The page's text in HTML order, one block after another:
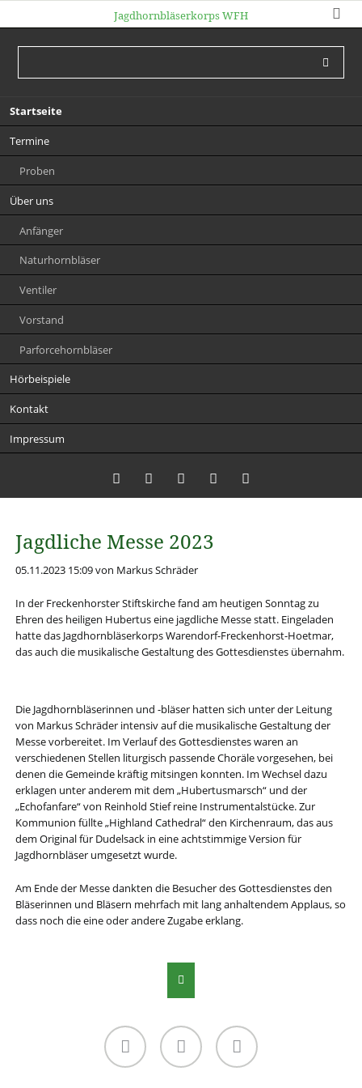
Jagdhornbläserkorps WFH
Navigation
überspringen
Startseite
Termine
Proben
Über uns
Anfänger
Naturhornbläser
Ventiler
Vorstand
Parforcehornbläser
Hörbeispiele
Kontakt
Impressum
Twitter LinkedInInstagramFacebook
Jagdliche Messe 2023
05.11.2023 15:09von Markus Schräder
In der Freckenhorster Stiftskirche fand am heutigen Sonntag zu
Ehren des heiligen Hubertus eine jagdliche Messe statt. Eingeladen
hatte das Jagdhornbläserkorps Warendorf-Freckenhorst-Hoetmar,
das auch die musikalische Gestaltung des Gottesdienstes übernahm.
Die Jagdhornbläserinnen und -bläser hatten sich unter der Leitung
von Markus Schräder intensiv auf die musikalische Gestaltung der
Messe vorbereitet. Im Verlauf des Gottesdienstes waren an
verschiedenen Stellen liturgisch passende Choräle vorgesehen, bei
denen die Gemeinde kräftig mitsingen konnten. Im Wechsel dazu
erklagen unter anderem mit dem „Hubertusmarsch“ und der
„Echofanfare“ von Reinhold Stief reine Instrumentalstücke. Zur
Kommunion füllte „Highland Cathedral“ den Kirchenraum, das aus
dem Original für Dudelsack in eine achtstimmige Version für
Jagdhornbläser umgesetzt wurde.
Am Ende der Messe dankten die Besucher des Gottesdienstes den
Bläserinnen und Bläsern mehrfach mit lang anhaltendem Applaus, so
dass noch die eine oder andere Zugabe erklang.